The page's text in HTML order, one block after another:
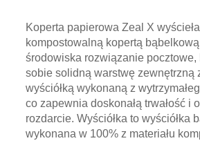
Koperta papierowa Zeal X
kompostowalną kopertą
środowiska rozwiązanie pocztowe,
sobie solidną warstwę zewnętrzną
wyściółką wykonaną z
co zapewnia doskonałą trwałość i
rozdarcie. Wyściółka to wyściółka
wykonana w 100% z materiału